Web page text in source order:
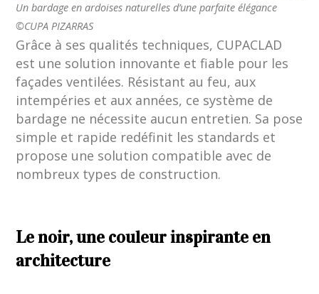
Un bardage en ardoises naturelles d’une parfaite élégance
©CUPA PIZARRAS
Grâce à ses qualités techniques, CUPACLAD
est une solution innovante et fiable pour les
façades ventilées. Résistant au feu, aux
intempéries et aux années, ce système de
bardage ne nécessite aucun entretien. Sa pose
simple et rapide redéfinit les standards et
propose une solution compatible avec de
nombreux types de construction.
Le noir, une couleur inspirante en
architecture